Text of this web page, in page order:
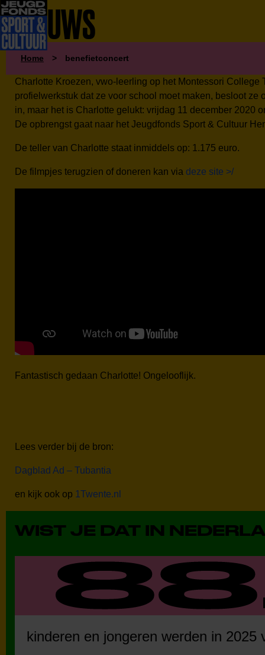
NIEUWS
Home > benefietconcert
Charlotte Kroezen, vwo-leerling op het Montessori
profielwerkstuk dat ze voor school moet maken, besloot
in, maar het is Charlotte gelukt: vrijdag 11 december 2020
De opbrengst gaat naar het Jeugdfonds Sport & Cultuur
De teller van Charlotte staat inmiddels op: 1.175 euro.
De filmpjes terugzien of doneren kan via deze site >/
Fantastisch gedaan Charlotte! Ongelooflijk.
Lees verder bij de bron:
Dagblad Ad – Tubantia
en kijk ook op 1Twente.nl
WIST JE DAT IN
kinderen en jongeren werden in 2025